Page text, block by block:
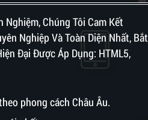
Chúng Tôi Cam Kết
Nghiệp Và Toàn Diện Nhất, Bắt
Đại Được Áp Dụng: HTML5,
phong cách Châu Âu.